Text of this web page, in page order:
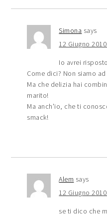
Simona says
12 Giugno
Io avrei
Come dici? Non siamo
Ma che delizia hai
marito!
Ma anch'io, che ti
smack!
Alem says
12 Giugno
se ti dico che